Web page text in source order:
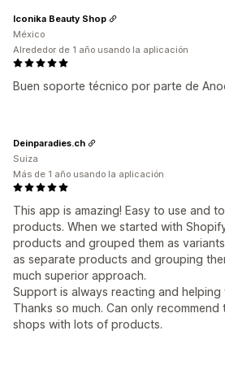
Buen soporte técnico por parte de
Iconika Beauty Shop
México
Alrededor de 1 año usando la aplicación
This app is amazing! Easy to use and
products. When we started with
products and grouped them as
as separate products and grouping
much superior approach.
Support is always reacting and helping
Thanks so much. Can only recommend
shops with lots of products.
Deinparadies.ch
Suiza
Más de 1 año usando la aplicación